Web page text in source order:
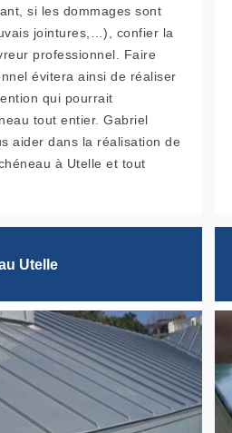
si les dommages sont
jointures,…), confier la
professionnel. Faire
évitera ainsi de réaliser
qui pourrait
tout entier. Gabriel
aider dans la réalisation de
à Utelle et tout
Utelle